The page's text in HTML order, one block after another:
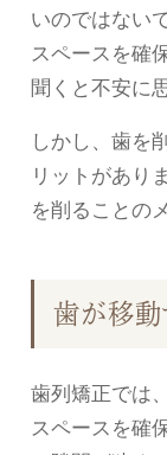
いのではない
スペースを確
聞くと不安に
しかし、歯を
リットがあり
を削ることの
歯が移
歯列矯正では
スペースを確